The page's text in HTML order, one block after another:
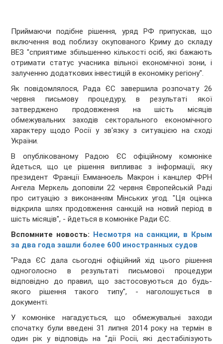
Приймаючи подібне рішення, уряд РФ припускав, що
включення вод поблизу окупованого Криму до складу
ВЕЗ "сприятиме збільшенню кількості осіб, які бажають
отримати статус учасника вільної економічної зони, і
залученню додаткових інвестицій в економіку регіону".
Як повідомлялося, Рада ЄС завершила розпочату 26
червня письмову процедуру, в результаті якої
затверджено продовження на шість місяців
обмежувальних заходів секторального економічного
характеру щодо Росії у зв'язку з ситуацією на сході
України.
В опублікованому Радою ЄС офіційному комюніке
йдеться, що це рішення випливає з інформації, яку
президент Франції Емманюель Макрон і канцлер ФРН
Ангела Меркель доповіли 22 червня Європейській Раді
про ситуацію з виконанням Мінських угод. "Ця оцінка
відкрила шлях продовження санкцій на новий період в
шість місяців", - йдеться в комюніке Ради ЄС.
Вспомните новость: Несмотря на санкции, в Крым
за два года зашли более 600 иностранных судов
"Рада ЄС дала сьогодні офіційний хід цього рішення
одноголосно в результаті письмової процедури
відповідно до правил, що застосовуються до будь-
якого рішення такого типу", - наголошується в
документі.
У комюніке нагадується, що обмежувальні заходи
спочатку були введені 31 липня 2014 року на термін в
один рік у відповідь на "дії Росії, які дестабілізують